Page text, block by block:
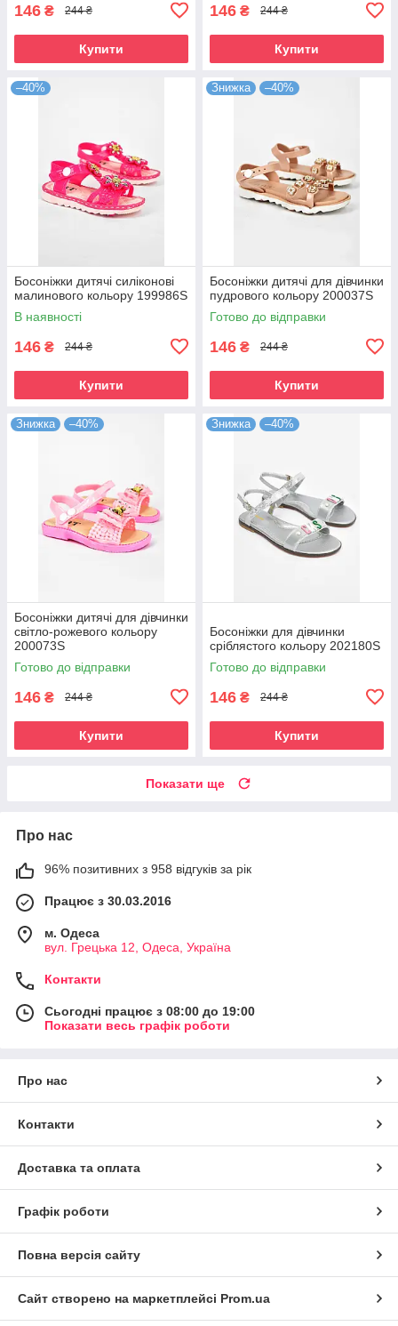
146 ₴ 244 ₴
Купити
146 ₴ 244 ₴
Купити
–40%
Босоніжки дитячі силіконові
малинового кольору 199986S
В наявності
146 ₴ 244 ₴
Купити
Знижка –40%
Босоніжки дитячі для дівчинки
пудрового кольору 200037S
Готово до відправки
146 ₴ 244 ₴
Купити
Знижка –40%
Босоніжки дитячі для дівчинки
світло-рожевого кольору
200073S
Готово до відправки
146 ₴ 244 ₴
Купити
Знижка –40%
Босоніжки для дівчинки
сріблястого кольору 202180S
Готово до відправки
146 ₴ 244 ₴
Купити
Показати ще
Про нас
96% позитивних з 958 відгуків за рік
Працює з 30.03.2016
м. Одеса
вул. Грецька 12, Одеса, Україна
Контакти
Сьогодні працює з 08:00 до 19:00
Показати весь графік роботи
Про нас
Контакти
Доставка та оплата
Графік роботи
Повна версія сайту
Сайт створено на маркетплейсі Prom.ua